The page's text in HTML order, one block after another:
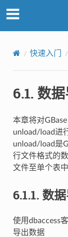
快速入门
6.1. 数
本章将对
unload/load进
unload/load是
行文件格式的
文件至单个表中
6.1.1. 数
使用dbaccess
导出数据